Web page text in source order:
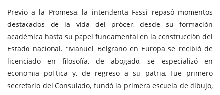
Previo a la Promesa, la intendenta Fassi repasó momentos
destacados de la vida del prócer, desde su formación
académica hasta su papel fundamental en la construcción del
Estado nacional. "Manuel Belgrano en Europa se recibió de
licenciado en filosofía, de abogado, se especializó en
economía política y, de regreso a su patria, fue primero
secretario del Consulado, fundó la primera escuela de dibujo,